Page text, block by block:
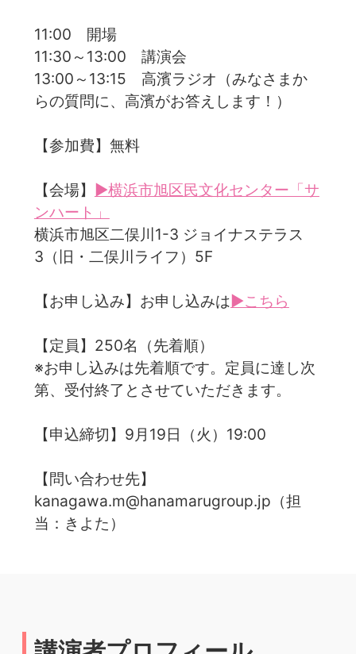
11:00 開場
11:30～13:00 講演会
13:00～13:15 高濱ラジオ（みなさまか
らの質問に、高濱がお答えします！）
【参加費】無料
【会場】 ▶横浜市旭区民文化センター「サ
ンハート」
横浜市旭区二俣川1-3 ジョイナステラス
3（旧・二俣川ライフ）5F
【お申し込み】お申し込みは▶こちら
【定員】250名（先着順）
※お申し込みは先着順です。定員に達し次
第、受付終了とさせていただきます。
【申込締切】9月19日（火）19:00
【問い合わせ先】
kanagawa.m@hanamarugroup.jp（担
当：きよた）